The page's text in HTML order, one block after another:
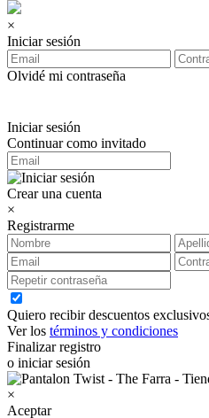
×
Iniciar sesión
Olvidé mi contraseña
Iniciar sesión
Continuar como invitado
Crear una cuenta
×
Registrarme
Quiero recibir descuentos
Ver los términos y condiciones
Finalizar registro
o iniciar sesión
×
Aceptar